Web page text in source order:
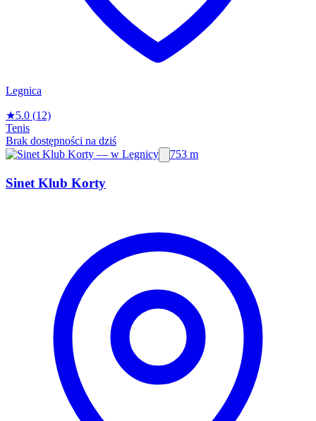
Legnica
★5.0 (12)
Tenis
Brak dostępności na dziś
753 m
Sinet Klub Korty